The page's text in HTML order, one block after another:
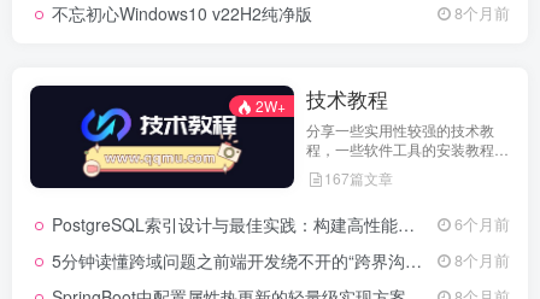
不忘初心Windows10 v22H2纯净版 8个月前
2W+ 技术教程
分享一些实用性较强的技术教
程，一些软件工具的安装教程，
以及一些工具的实用方法，环境
配置等等
167篇文章
PostgreSQL索引设计与最佳实践：构建高性能数据库的基石 6个月前
5分钟读懂跨域问题之前端开发绕不开的“跨界沟通”难题 8个月前